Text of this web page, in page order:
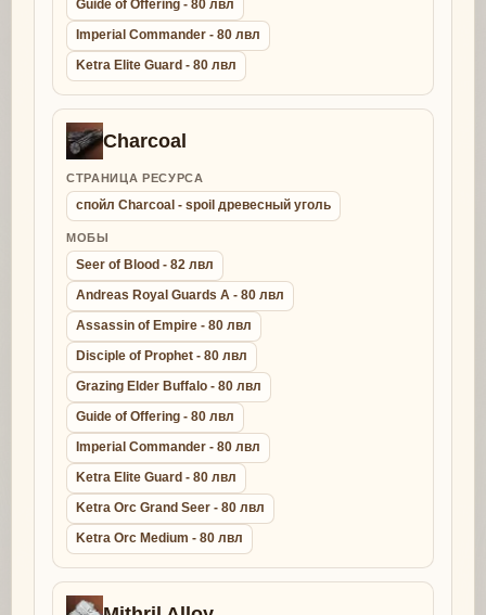
Guide of Offering - 80 лвл
Imperial Commander - 80 лвл
Ketra Elite Guard - 80 лвл
Charcoal
СТРАНИЦА РЕСУРСА
спойл Charcoal - spoil древесный уголь
МОБЫ
Seer of Blood - 82 лвл
Andreas Royal Guards A - 80 лвл
Assassin of Empire - 80 лвл
Disciple of Prophet - 80 лвл
Grazing Elder Buffalo - 80 лвл
Guide of Offering - 80 лвл
Imperial Commander - 80 лвл
Ketra Elite Guard - 80 лвл
Ketra Orc Grand Seer - 80 лвл
Ketra Orc Medium - 80 лвл